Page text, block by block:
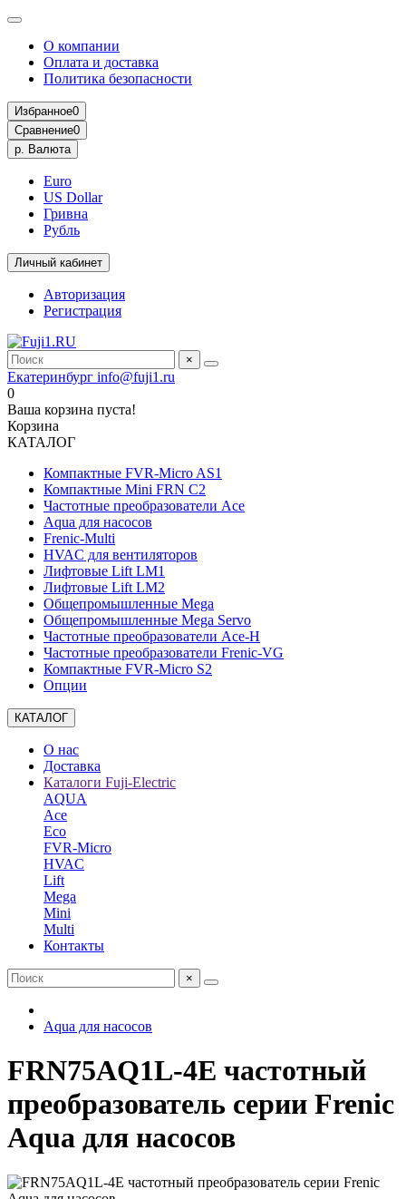
О компании
Оплата и доставка
Политика безопасности
Избранное0
Сравнение0
р. Валюта
Euro
US Dollar
Гривна
Рубль
Личный кабинет
Авторизация
Регистрация
×
Екатеринбург info@fuji1.ru
0
Ваша корзина пуста!
Корзина
КАТАЛОГ
Компактные FVR-Micro AS1
Компактные Mini FRN C2
Частотные преобразователи Ace
Aqua для насосов
Frenic-Multi
HVAC для вентиляторов
Лифтовые Lift LM1
Лифтовые Lift LM2
Общепромышленные Mega
Общепромышленные Mega Servo
Частотные преобразователи Ace-H
Частотные преобразователи Frenic-VG
Компактные FVR-Micro S2
Опции
КАТАЛОГ
О нас
Доставка
Каталоги Fuji-Electric
AQUA
Ace
Eco
FVR-Micro
HVAC
Lift
Mega
Mini
Multi
Контакты
×
Aqua для насосов
FRN75AQ1L-4E частотный
преобразователь серии Frenic
Aqua для насосов